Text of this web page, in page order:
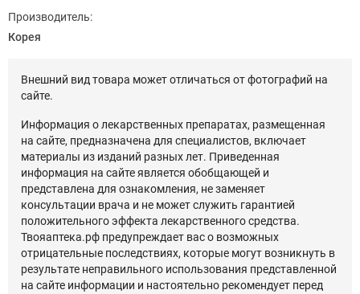
Производитель:
Корея
Внешний вид товара может отличаться от фотографий на
сайте.
Информация о лекарственных препаратах, размещенная
на сайте, предназначена для специалистов, включает
материалы из изданий разных лет. Приведенная
информация на сайте является обобщающей и
представлена для ознакомления, не заменяет
консультации врача и не может служить гарантией
положительного эффекта лекарственного средства.
Твояаптека.рф предупреждает вас о возможных
отрицательные последствиях, которые могут возникнуть в
результате неправильного использования представленной
на сайте информации и настоятельно рекомендует перед